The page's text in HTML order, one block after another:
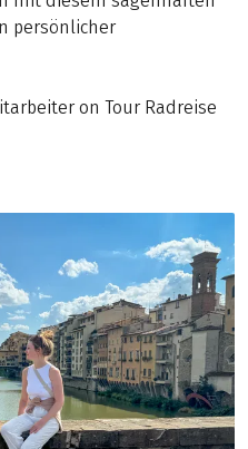
persönlicher
on Tour Radreise